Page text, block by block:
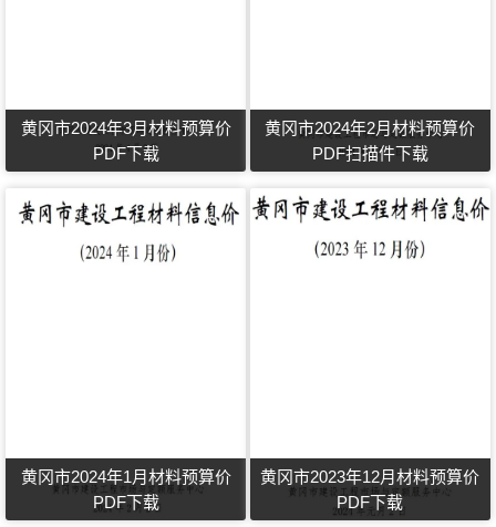
黄冈市2024年3月材料预算价
PDF下载
黄冈市2024年2月材料预算价
PDF扫描件下载
黄冈市2024年1月材料预算价
PDF下载
黄冈市2023年12月材料预算价
PDF下载